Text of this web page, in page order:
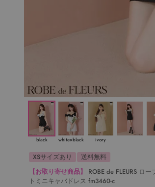
black white×black ivory
XSサイズあり
送料無料
【お取り寄せ商品】
ROBE de FLEURS ロ
トミニキャバドレス fm3460-c